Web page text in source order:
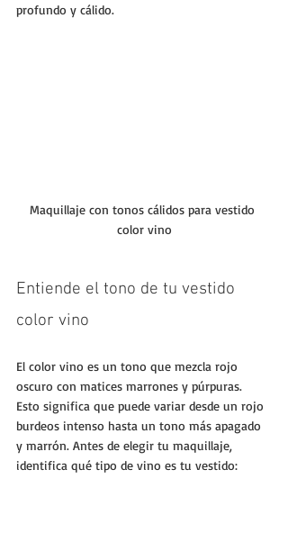
profundo y cálido.
Maquillaje con tonos cálidos para vestido
color vino
Entiende el tono de tu vestido
color vino
El color vino es un tono que mezcla rojo
oscuro con matices marrones y púrpuras.
Esto significa que puede variar desde un rojo
burdeos intenso hasta un tono más apagado
y marrón. Antes de elegir tu maquillaje,
identifica qué tipo de vino es tu vestido: